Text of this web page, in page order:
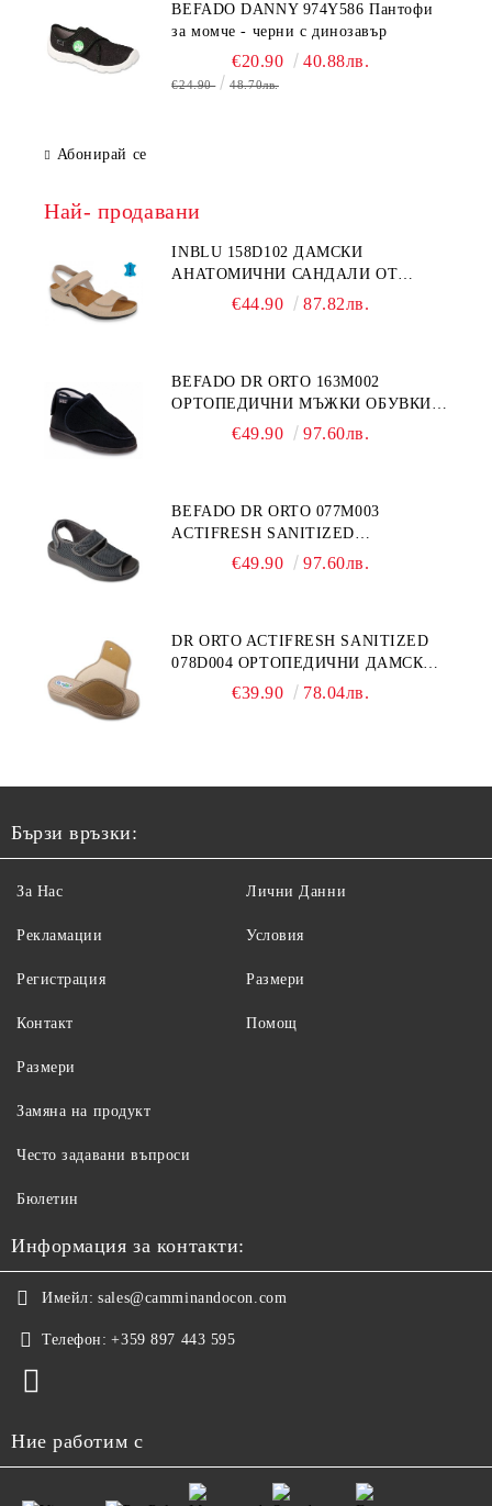
BEFADO DANNY 974Y586 Пантофи
за момче - черни с динозавър
€20.90 40.88лв.
€24.90 48.70лв.
Абонирай се
Най- продавани
INBLU 158D102 ДАМСКИ
АНАТОМИЧНИ САНДАЛИ ОТ
ЕСТЕСТВЕНА КОЖА, БЕЖОВИ
€44.90 87.82лв.
BEFADO DR ORTO 163M002
ОРТОПЕДИЧНИ МЪЖКИ ОБУВКИ
ЗА ГИПСИРАН ИЛИ СВРЪХ
€49.90 97.60лв.
BEFADO DR ORTO 077M003
ACTIFRESH SANITIZED
ОРТОПЕДИЧНИ САНДАЛИ ЗА
€49.90 97.60лв.
DR ORTO ACTIFRESH SANITIZED
078D004 ОРТОПЕДИЧНИ ДАМСКИ
ЧЕХЛИ ЗА МНОГО ОТЕКЪЛ КРАК,
€39.90 78.04лв.
Бързи връзки:
За Нас
Рекламации
Регистрация
Контакт
Лични Данни
Условия
Размери
Помощ
Размери
Замяна на продукт
Често задавани въпроси
Бюлетин
Информация за контакти:
Имейл: sales@camminandocon.com
Телефон: +359 897 443 595
Ние работим с